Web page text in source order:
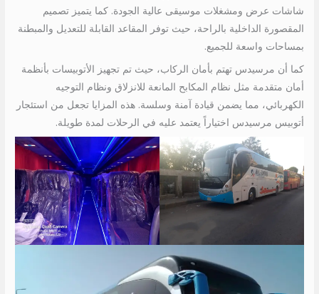
شاشات عرض ومشغلات موسيقى عالية الجودة. كما يتميز تصميم
المقصورة الداخلية بالراحة، حيث توفر المقاعد القابلة للتعديل والمبطنة
بمساحات واسعة للجميع.
كما أن مرسيدس تهتم بأمان الركاب، حيث تم تجهيز الأتوبيسات بأنظمة
أمان متقدمة مثل نظام المكابح المانعة للانزلاق ونظام التوجيه
الكهربائي، مما يضمن قيادة آمنة وسلسة. هذه المزايا تجعل من استئجار
أتوبيس مرسيدس اختياراً يعتمد عليه في الرحلات لمدة طويلة.